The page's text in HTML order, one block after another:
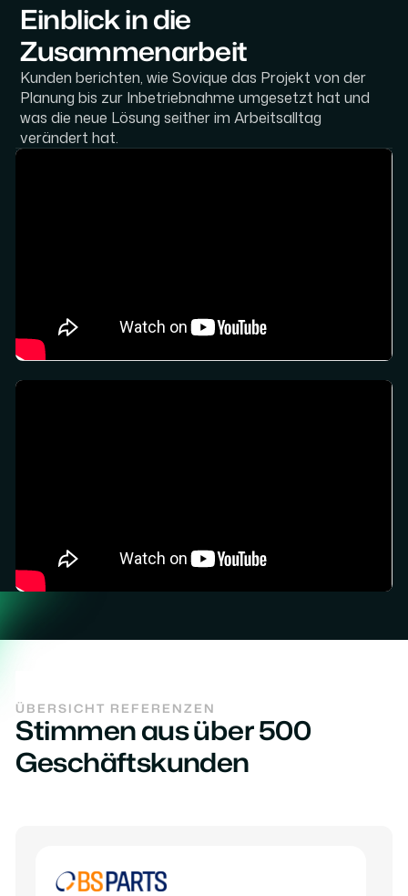
Einblick in die
Zusammenarbeit
Kunden berichten, wie Sovique das Projekt von der
Planung bis zur Inbetriebnahme umgesetzt hat und
was die neue Lösung seither im Arbeitsalltag
verändert hat.
ÜBERSICHT REFERENZEN
Stimmen aus über 500
Geschäftskunden